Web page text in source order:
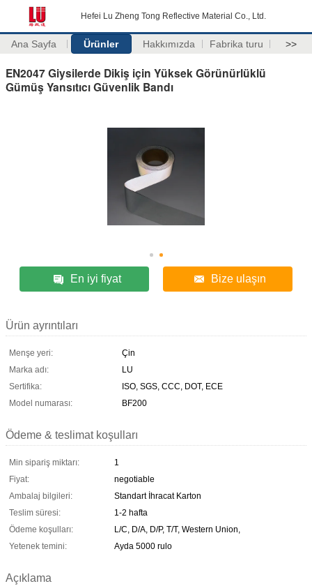
Hefei Lu Zheng Tong Reflective Material Co., Ltd.
Ana Sayfa Ürünler Hakkımızda Fabrika turu >>
EN2047 Giysilerde Dikiş için Yüksek Görünürlüklü
Gümüş Yansıtıcı Güvenlik Bandı
En iyi fiyat Bize ulaşın
Ürün ayrıntıları
Menşe yeri:
Çin
Marka adı:
LU
Sertifika:
ISO, SGS, CCC, DOT, ECE
Model numarası:
BF200
Ödeme & teslimat koşulları
Min sipariş miktarı:
1
Fiyat:
negotiable
Ambalaj bilgileri:
Standart İhracat Karton
Teslim süresi:
1-2 hafta
Ödeme koşulları:
L/C, D/A, D/P, T/T, Western Union,
Yetenek temini:
Ayda 5000 rulo
Açıklama